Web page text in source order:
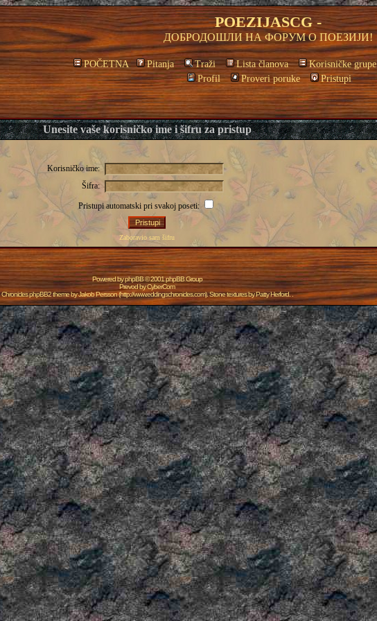
POEZIJASCG -
ДОБРОДОШЛИ НА ФОРУМ О ПОЕЗИЈИ!
POČETNA Pitanja Traži Lista članova Korisničke grupe
Profil
Proveri poruke Pristupi
Unesite vaše korisničko ime i šifru za pristup
Korisničko ime:
Šifra:
Pristupi automatski pri svakoj poseti:
Zaboravio sam šifru
Powered byphpBB© 2001 phpBB Group
Prevod byCyberCom
Chronicles phpBB2 theme byJakob Persson(http://www.eddingschronicles.com). Stone textures byPatty Herford. .